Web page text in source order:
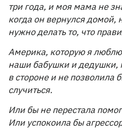
три года, и моя мама не
когда он вернулся домой,
нужно делать то, что
Америка, которую я
наши бабушки и дедушки,
в стороне и не позволила
случиться.
Или бы не перестала
Или успокоила бы